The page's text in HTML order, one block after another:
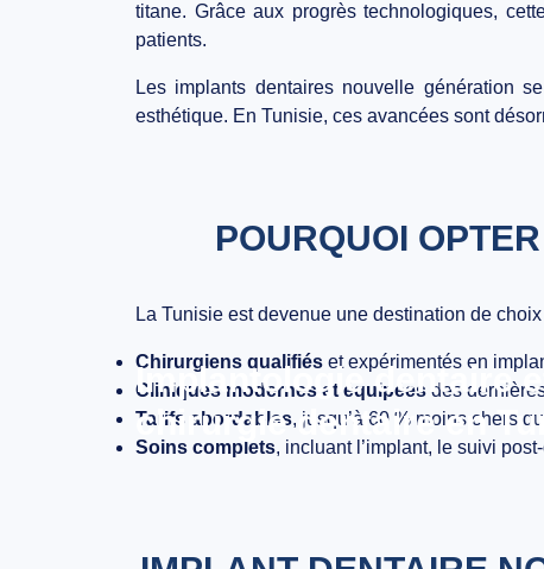
Implantologie dentaire
chirurgie dentaire en
titane. Grâce aux progrès technologiques,
patients.
Les implants dentaires nouvelle génération
esthétique. En Tunisie, ces avancées sont
POURQUOI
La Tunisie est devenue une destination de
Chirurgiens qualifiés et expérimentés en
Cliniques modernes et équipées des
Tarifs abordables, jusqu’à 60 % moins chers
Soins complets, incluant l’implant, le suivi